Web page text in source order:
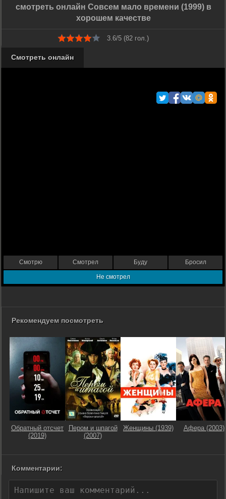
смотреть онлайн Совсем мало времени (1999) в
хорошем качестве
3.6/5 (82 гол.)
Смотреть онлайн
Смотрю Смотрел Буду Бросил
Не смотрел
Рекомендуем посмотреть
Обратный отсчет
(2019)
Пером и шпагой
(2007)
Женщины (1939) Афера (2003)
Комментарии: